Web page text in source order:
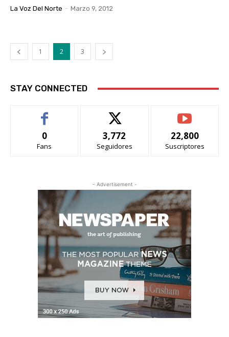
La Voz Del Norte - Marzo 9, 2012
1 2 3
STAY CONNECTED
0
Fans
3,772
Seguidores
22,800
Suscriptores
- Advertisement -